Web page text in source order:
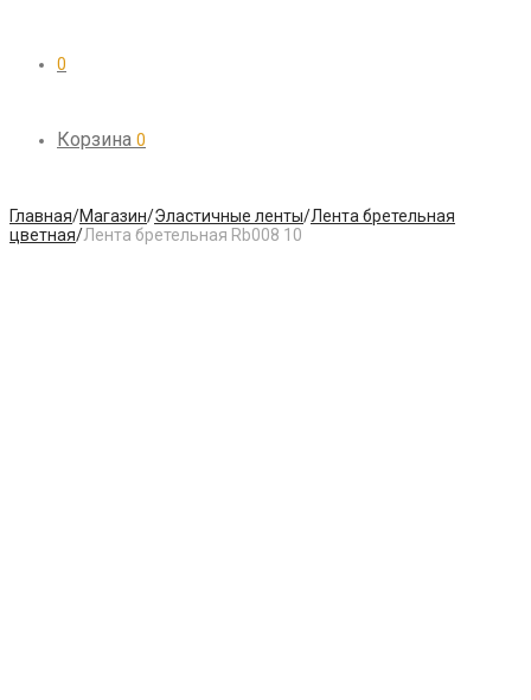
0
Корзина 0
Главная/Магазин/Эластичные ленты/Лента бретельная
цветная/Лента бретельная Rb008 10